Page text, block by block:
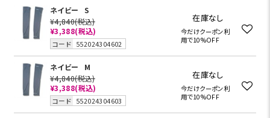
ネイビー
S
¥4,840(税込)
¥3,388(税込)
コード 552024304602
在庫なし
今だけクーポン利
用で10%OFF
ネイビー
M
¥4,840(税込)
¥3,388(税込)
コード 552024304603
在庫なし
今だけクーポン利
用で10%OFF